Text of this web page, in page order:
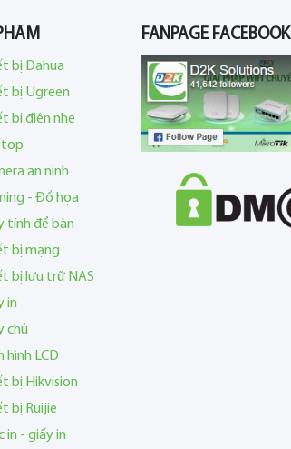
bị Dahua
bị Ugreen
bị điện nhẹ
an ninh
- Đồ họa
tính để bàn
bị mạng
bị lưu trữ NAS
in
chủ
hình LCD
bị Hikvision
bị Ruijie
in - giấy in
FANPAGE FACEBOOK